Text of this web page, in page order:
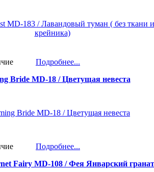
Подробнее...
Bride MD-18 / Цветущая невеста
Подробнее...
Fairy MD-108 / Фея Январский гранат